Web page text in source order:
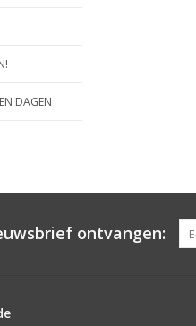
DAGEN
ontvangen: